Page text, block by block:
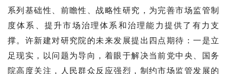
系列基础性、前瞻性、战略性研究，为完善市场监管制
度体系、提升市场治理体系和治理能力提供了有力支
撑。许新建对研究院的未来发展提出四点期待：一是立
足现实，以问题为导向，着眼于解决当前党中央、国务
院高度关注，人民群众反应强烈，制约市场监管发展的